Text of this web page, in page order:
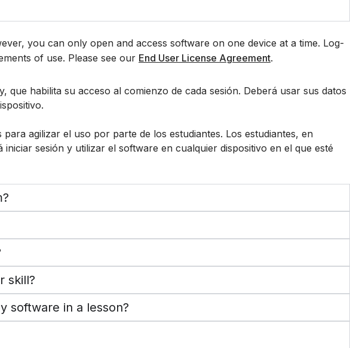
you can only open and access software on one device at a time. Log-
of use. Please see our End User License Agreement.
habilita su acceso al comienzo de cada sesión. Deberá usar sus datos
agilizar el uso por parte de los estudiantes. Los estudiantes, en
sesión y utilizar el software en cualquier dispositivo en el que esté
skill?
software in a lesson?